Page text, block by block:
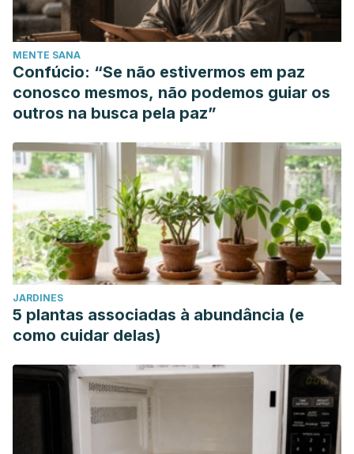
MENTE SANA
Confúcio: “Se não estivermos em paz
conosco mesmos, não podemos guiar os
outros na busca pela paz”
JARDINES
5 plantas associadas à abundância (e
como cuidar delas)